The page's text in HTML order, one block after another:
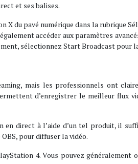
et ses balises.
du pavé numérique dans la rubrique
accéder aux paramètres
sélectionnez Start Broadcast pour
mais les professionnels ont
d’enregistrer le meilleur flux
direct à l’aide d’un tel produit, il
pour diffuser la vidéo.
4. Vous pouvez généralement